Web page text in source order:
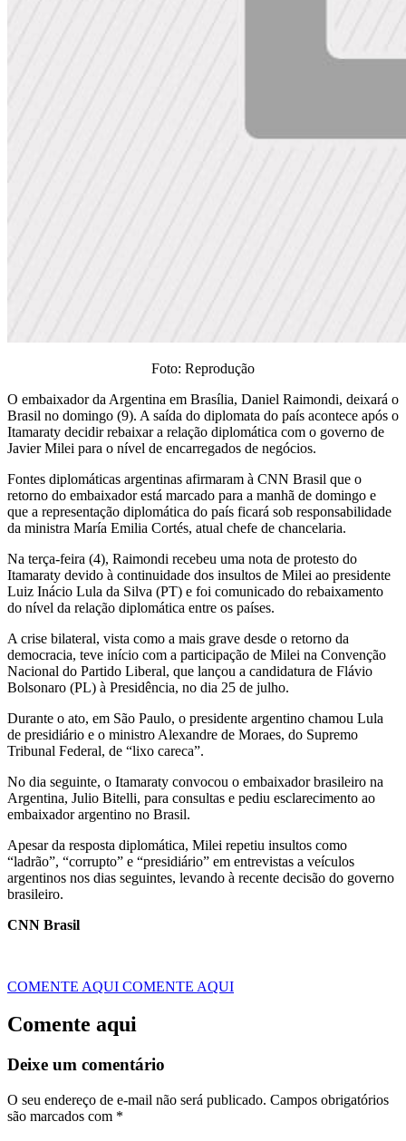
Foto: Reprodução
O embaixador da Argentina em Brasília, Daniel Raimondi, deixará o
Brasil no domingo (9). A saída do diplomata do país acontece após o
Itamaraty decidir rebaixar a relação diplomática com o governo de
Javier Milei para o nível de encarregados de negócios.
Fontes diplomáticas argentinas afirmaram à CNN Brasil que o
retorno do embaixador está marcado para a manhã de domingo e
que a representação diplomática do país ficará sob responsabilidade
da ministra María Emilia Cortés, atual chefe de chancelaria.
Na terça-feira (4), Raimondi recebeu uma nota de protesto do
Itamaraty devido à continuidade dos insultos de Milei ao presidente
Luiz Inácio Lula da Silva (PT) e foi comunicado do rebaixamento
do nível da relação diplomática entre os países.
A crise bilateral, vista como a mais grave desde o retorno da
democracia, teve início com a participação de Milei na Convenção
Nacional do Partido Liberal, que lançou a candidatura de Flávio
Bolsonaro (PL) à Presidência, no dia 25 de julho.
Durante o ato, em São Paulo, o presidente argentino chamou Lula
de presidiário e o ministro Alexandre de Moraes, do Supremo
Tribunal Federal, de “lixo careca”.
No dia seguinte, o Itamaraty convocou o embaixador brasileiro na
Argentina, Julio Bitelli, para consultas e pediu esclarecimento ao
embaixador argentino no Brasil.
Apesar da resposta diplomática, Milei repetiu insultos como
“ladrão”, “corrupto” e “presidiário” em entrevistas a veículos
argentinos nos dias seguintes, levando à recente decisão do governo
brasileiro.
CNN Brasil
COMENTE AQUI COMENTE AQUI
Comente aqui
Deixe um comentário
O seu endereço de e-mail não será publicado. Campos obrigatórios
são marcados com *